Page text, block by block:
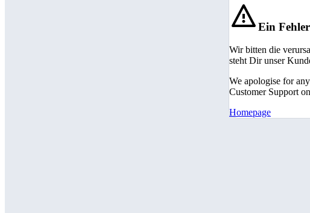
Ein
Wir bitten die
steht Dir unser
We apologise for
Customer Support
Homepage